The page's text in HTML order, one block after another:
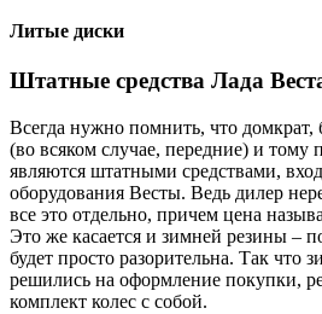
Литые диски
Штатные средства Лада
Всегда нужно помнить, что домкрат,
(во всяком случае, передние) и тому
являются штатными средствами,
оборудования Весты. Ведь дилер
все это отдельно, причем цена
Это же касается и зимней резины –
будет просто разорительна. Так что
решились на оформление покупки,
комплект колес с собой.